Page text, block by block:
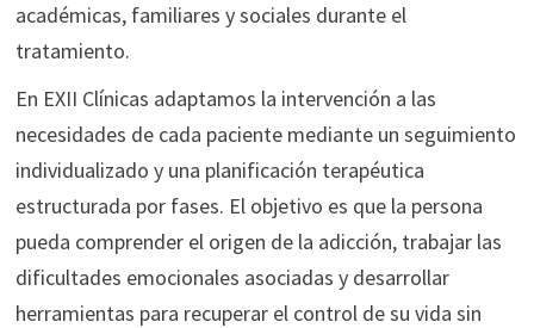
académicas, familiares y sociales durante el
tratamiento.
En EXII Clínicas adaptamos la intervención a las
necesidades de cada paciente mediante un seguimiento
individualizado y una planificación terapéutica
estructurada por fases. El objetivo es que la persona
pueda comprender el origen de la adicción, trabajar las
dificultades emocionales asociadas y desarrollar
herramientas para recuperar el control de su vida sin